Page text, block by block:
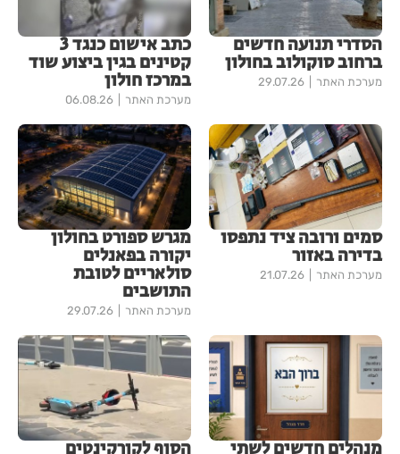
הסדרי תנועה חדשים
ברחוב סוקולוב בחולון
מערכת האתר 29.07.26
כתב אישום כנגד 3
קטינים בגין ביצוע שוד
במרכז חולון
מערכת האתר 06.08.26
סמים ורובה ציד נתפסו
בדירה באזור
מערכת האתר 21.07.26
מגרש ספורט בחולון
יקורה בפאנלים
סולאריים לטובת
התושבים
מערכת האתר 29.07.26